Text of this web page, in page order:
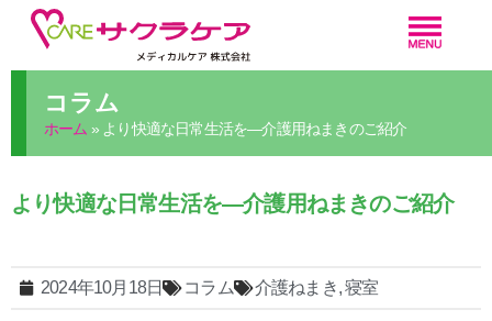
コラム
ホーム » より快適な日常生活を―介護用ねまきのご紹介
より快適な日常生活を―介護用ねまきのご紹介
2024年10月18日 コラム 介護ねまき,寝室